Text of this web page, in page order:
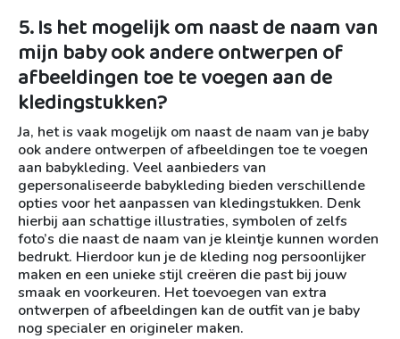
5. Is het mogelijk om naast de naam van
mijn baby ook andere ontwerpen of
afbeeldingen toe te voegen aan de
kledingstukken?
Ja, het is vaak mogelijk om naast de naam van je baby
ook andere ontwerpen of afbeeldingen toe te voegen
aan babykleding. Veel aanbieders van
gepersonaliseerde babykleding bieden verschillende
opties voor het aanpassen van kledingstukken. Denk
hierbij aan schattige illustraties, symbolen of zelfs
foto’s die naast de naam van je kleintje kunnen worden
bedrukt. Hierdoor kun je de kleding nog persoonlijker
maken en een unieke stijl creëren die past bij jouw
smaak en voorkeuren. Het toevoegen van extra
ontwerpen of afbeeldingen kan de outfit van je baby
nog specialer en origineler maken.